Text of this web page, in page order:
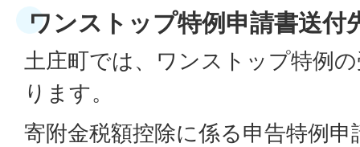
ワンストップ特例申請書送付
土庄町では、ワンストップ特例
ります。
寄附金税額控除に係る申告特例